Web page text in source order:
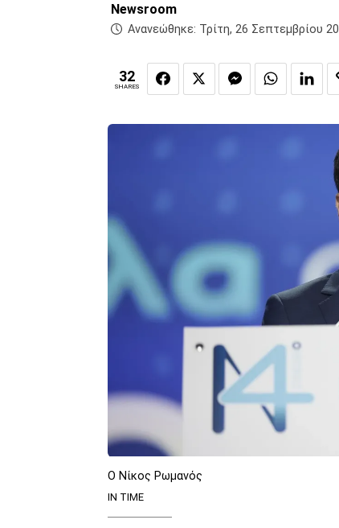
Newsroom
Ανανεώθηκε: Τρίτη, 26 Σεπτεμβρίου
32
SHARES
Ο Νίκος Ρωμανός
ΙΝ ΤΙΜΕ